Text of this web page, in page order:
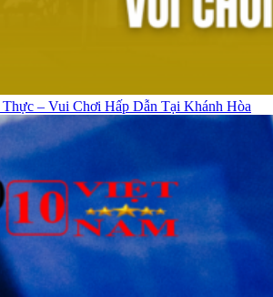
– Vui Chơi Hấp Dẫn Tại Khánh Hòa